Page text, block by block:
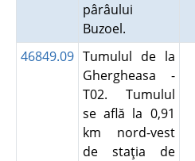
pârâului
Buzoel.
46849.09 Tumulul de la
Ghergheasa -
T02. Tumulul
se află la 0,91
km nord-vest
de staţia de